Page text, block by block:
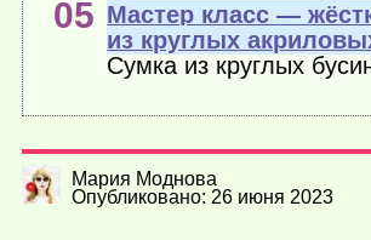
Мастер класс —
из круглых
Сумка из круглых
Мария Моднова
Опубликовано: 26 июня 2023